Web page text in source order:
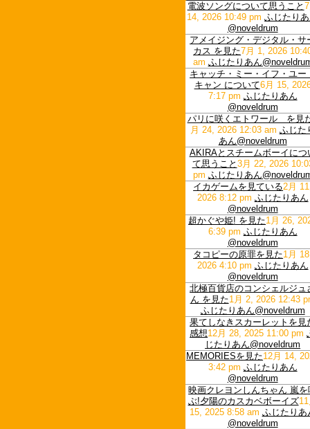
電波ソングについて思うこと
14, 2026 10:49 pm ふじたり
@noveldrum
アメイジング・デジタル・サ
カス を見た7月 1, 2026
am ふじたりあん
キャッチ・ミー・イフ・ユー
キャン について6月 15,
7:17 pm ふじたりあん
@noveldrum
パリに咲くエトワール を見
月 24, 2026 12:03 am ふじた
あん@noveldrum
AKIRAとスチームボーイにつ
て思うこと 3月 22, 2026
pm ふじたりあん
イカゲームを見ている2月
2026 8:12 pm ふじたりあん
@noveldrum
超かぐや姫! を見た1月 26,
6:39 pm ふじたりあん
@noveldrum
タコピーの原罪を見た1月
2026 4:10 pm ふじたりあん
@noveldrum
北極百貨店のコンシェルジュ
ん を見た1月 2, 2026 12:43
ふじたりあん@noveldrum
果てしなきスカーレットを見
感想12月 28, 2025 11:00 pm
じたりあん@noveldrum
MEMORIESを見た12月 14,
3:42 pm ふじたりあん
@noveldrum
映画クレヨンしんちゃん 嵐を
ぶ!夕陽のカスカベボーイズ11
15, 2025 8:58 am ふじたりあ
@noveldrum